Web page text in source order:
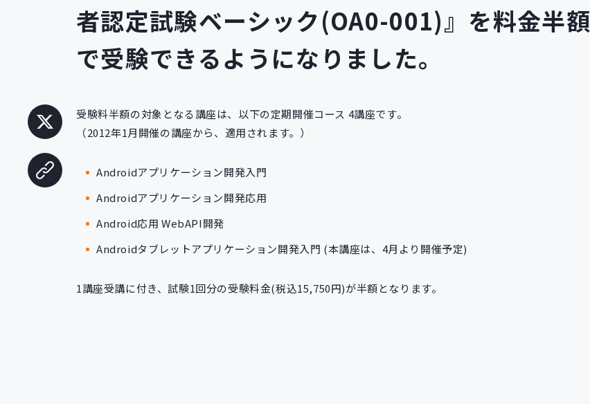
者認定試験ベーシック(OA0-001)』を料金半額
で受験できるようになりました。
受験料半額の対象となる講座は、以下の定期開催コース 4講座です。
（2012年1月開催の講座から、適用されます。）
Androidアプリケーション開発入門
Androidアプリケーション開発応用
Android応用 WebAPI開発
Androidタブレットアプリケーション開発入門 (本講座は、4月より開催予定)
1講座受講に付き、試験1回分の受験料金(税込15,750円)が半額となります。